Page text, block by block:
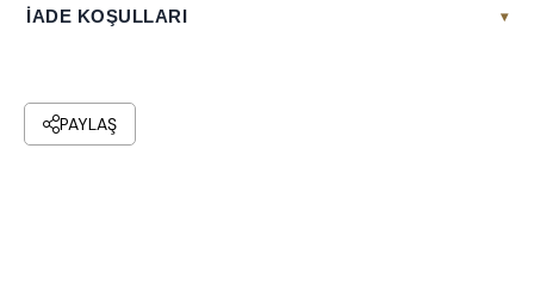
İADE KOŞULLARI ▾
PAYLAŞ